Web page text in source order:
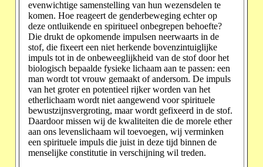
evenwichtige samenstelling van hun wezensdelen te
komen. Hoe reageert de genderbeweging echter op
deze ontluikende en spiritueel onbegrepen behoefte?
Die drukt de opkomende impulsen neerwaarts in de
stof, die fixeert een niet herkende bovenzintuiglijke
impuls tot in de onbeweeglijkheid van de stof door het
biologisch bepaalde fysieke lichaam aan te passen: een
man wordt tot vrouw gemaakt of andersom. De impuls
van het groter en potentieel rijker worden van het
etherlichaam wordt niet aangewend voor spirituele
bewustzijnsvergroting, maar wordt gefixeerd in de stof.
Daardoor missen wij de kwaliteiten die de morele ether
aan ons levenslichaam wil toevoegen, wij verminken
een spirituele impuls die juist in deze tijd binnen de
menselijke constitutie in verschijning wil treden.